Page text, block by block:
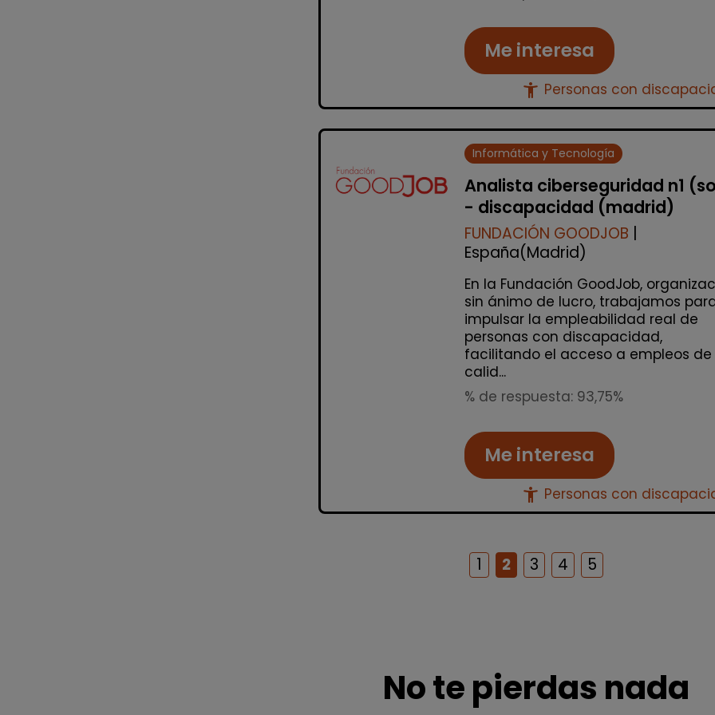
Me interesa
accessibility_new Personas con
Informática y Tecnología
Analista ciberseguridad n1
- discapacidad (madrid)
FUNDACIÓN GOODJOB
España(Madrid)
En la Fundación GoodJob,
sin ánimo de lucro, trabajamos
impulsar la empleabilidad real de
personas con discapacidad,
facilitando el acceso a empleos de
calid...
% de respuesta: 93,75%
Me interesa
accessibility_new Personas con
1 2 3 4 5
No te pierdas nada